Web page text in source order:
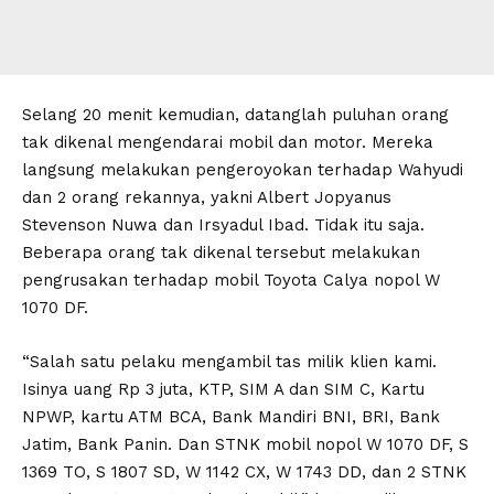
Selang 20 menit kemudian, datanglah puluhan orang
tak dikenal mengendarai mobil dan motor. Mereka
langsung melakukan pengeroyokan terhadap Wahyudi
dan 2 orang rekannya, yakni Albert Jopyanus
Stevenson Nuwa dan Irsyadul Ibad. Tidak itu saja.
Beberapa orang tak dikenal tersebut melakukan
pengrusakan terhadap mobil Toyota Calya nopol W
1070 DF.
“Salah satu pelaku mengambil tas milik klien kami.
Isinya uang Rp 3 juta, KTP, SIM A dan SIM C, Kartu
NPWP, kartu ATM BCA, Bank Mandiri BNI, BRI, Bank
Jatim, Bank Panin. Dan STNK mobil nopol W 1070 DF, S
1369 TO, S 1807 SD, W 1142 CX, W 1743 DD, dan 2 STNK